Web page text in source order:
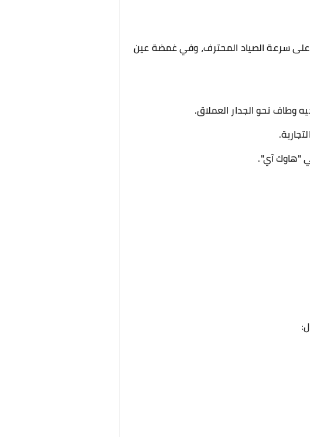
سرعة الصياد المحترف، وفي غمضة عين
وطاف نحو الجدار العملاق.
"هاوك آي".